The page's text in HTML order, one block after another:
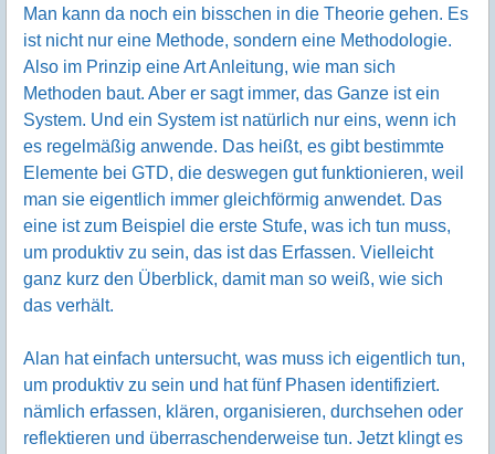
Man kann da noch ein bisschen in die Theorie gehen. Es
ist nicht nur eine Methode, sondern eine Methodologie.
Also im Prinzip eine Art Anleitung, wie man sich
Methoden baut. Aber er sagt immer, das Ganze ist ein
System. Und ein System ist natürlich nur eins, wenn ich
es regelmäßig anwende. Das heißt, es gibt bestimmte
Elemente bei GTD, die deswegen gut funktionieren, weil
man sie eigentlich immer gleichförmig anwendet. Das
eine ist zum Beispiel die erste Stufe, was ich tun muss,
um produktiv zu sein, das ist das Erfassen. Vielleicht
ganz kurz den Überblick, damit man so weiß, wie sich
das verhält.
Alan hat einfach untersucht, was muss ich eigentlich tun,
um produktiv zu sein und hat fünf Phasen identifiziert.
nämlich erfassen, klären, organisieren, durchsehen oder
reflektieren und überraschenderweise tun. Jetzt klingt es